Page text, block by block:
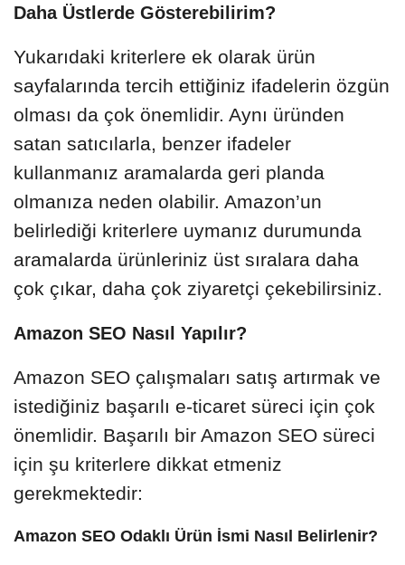
Daha Üstlerde Gösterebilirim?
Yukarıdaki kriterlere ek olarak ürün
sayfalarında tercih ettiğiniz ifadelerin özgün
olması da çok önemlidir. Aynı üründen
satan satıcılarla, benzer ifadeler
kullanmanız aramalarda geri planda
olmanıza neden olabilir. Amazon’un
belirlediği kriterlere uymanız durumunda
aramalarda ürünleriniz üst sıralara daha
çok çıkar, daha çok ziyaretçi çekebilirsiniz.
Amazon SEO Nasıl Yapılır?
Amazon SEO çalışmaları satış artırmak ve
istediğiniz başarılı e-ticaret süreci için çok
önemlidir. Başarılı bir Amazon SEO süreci
için şu kriterlere dikkat etmeniz
gerekmektedir:
Amazon SEO Odaklı Ürün İsmi Nasıl Belirlenir?